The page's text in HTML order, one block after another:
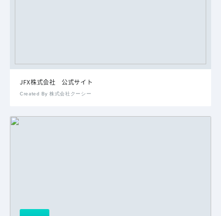
JFX株式会社 公式サイト
Created By 株式会社クーシー